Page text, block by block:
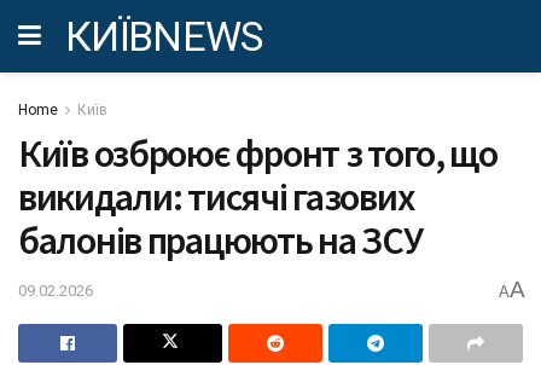
КИЇВNEWS
Home Київ
Київ озброює фронт з того, що
викидали: тисячі газових
балонів працюють на ЗСУ
09.02.2026 AA